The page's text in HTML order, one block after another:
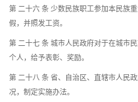
第 二十六 条 少数民族职工参加本民族
假，并照发工资。
第 二十七 条 城市人民政府对于在城市
个人，给予表彰、奖励。
第 二十八 条 省、自治区、直辖市人民
况，制定实施办法。